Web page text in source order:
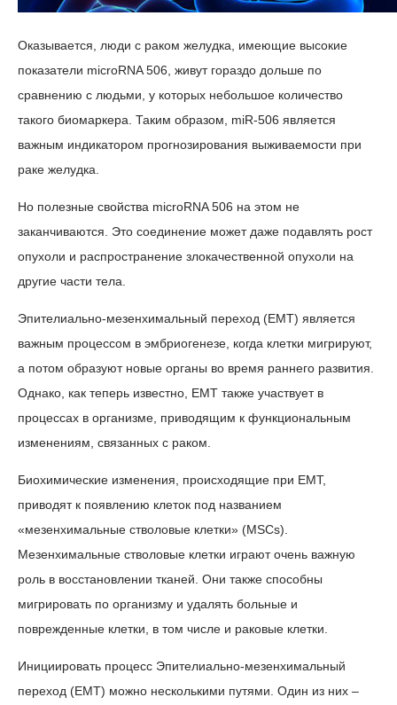
Оказывается, люди с раком желудка, имеющие высокие
показатели microRNA 506, живут гораздо дольше по
сравнению с людьми, у которых небольшое количество
такого биомаркера. Таким образом, miR-506 является
важным индикатором прогнозирования выживаемости при
раке желудка.
Но полезные свойства microRNA 506 на этом не
заканчиваются. Это соединение может даже подавлять рост
опухоли и распространение злокачественной опухоли на
другие части тела.
Эпителиально-мезенхимальный переход (EMT) является
важным процессом в эмбриогенезе, когда клетки мигрируют,
а потом образуют новые органы во время раннего развития.
Однако, как теперь известно, EMT также участвует в
процессах в организме, приводящим к функциональным
изменениям, связанных с раком.
Биохимические изменения, происходящие при EMT,
приводят к появлению клеток под названием
«мезенхимальные стволовые клетки» (MSCs).
Мезенхимальные стволовые клетки играют очень важную
роль в восстановлении тканей. Они также способны
мигрировать по организму и удалять больные и
поврежденные клетки, в том числе и раковые клетки.
Инициировать процесс Эпителиально-мезенхимальный
переход (EMT) можно несколькими путями. Один из них –